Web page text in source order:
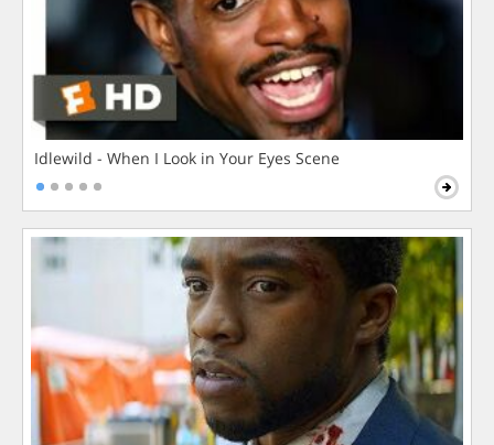
Idlewild - When I Look in Your Eyes Scene